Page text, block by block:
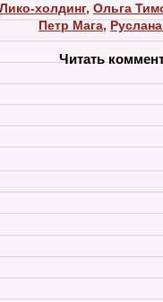
Лико-холдинг, Ольга
Петр Мага,
Читать